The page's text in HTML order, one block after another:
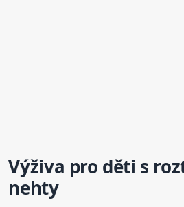
Výživa pro děti s
nehty